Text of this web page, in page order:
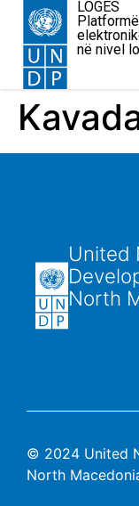
LOGES
në nivel
United
North
© 2024 United
North